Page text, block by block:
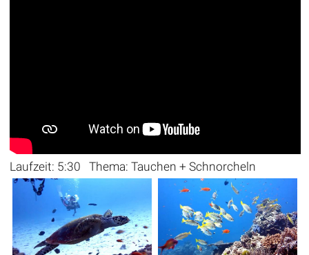
Laufzeit: 5:30 Thema: Tauchen + Schnorcheln